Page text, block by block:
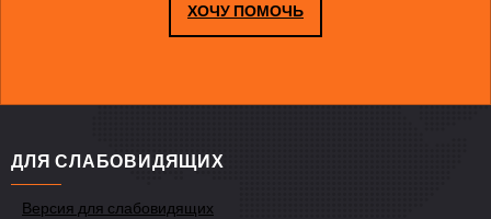
ХОЧУ ПОМОЧЬ
ДЛЯ СЛАБОВИДЯЩИХ
Версия для слабовидящих